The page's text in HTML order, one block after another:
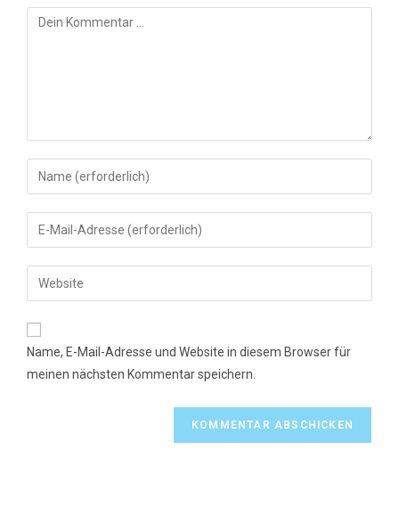
Kommentar
Gib
deinen
Namen
oder
zum
Kommentieren
ein
Gib
deine
E-
Mail-
zum
Kommentieren
ein
Gib
deine
Website-
Name, E-Mail-Adresse und Website in diesem Browser für
meinen nächsten Kommentar speichern.